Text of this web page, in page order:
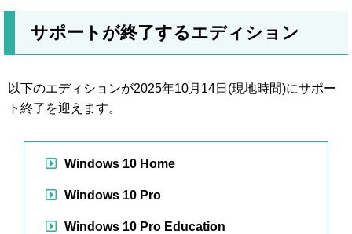
サポートが終了するエディション
以下のエディションが2025年10月14日(現地時間)にサポー
ト終了を迎えます。
Windows 10 Home
Windows 10 Pro
Windows 10 Pro Education